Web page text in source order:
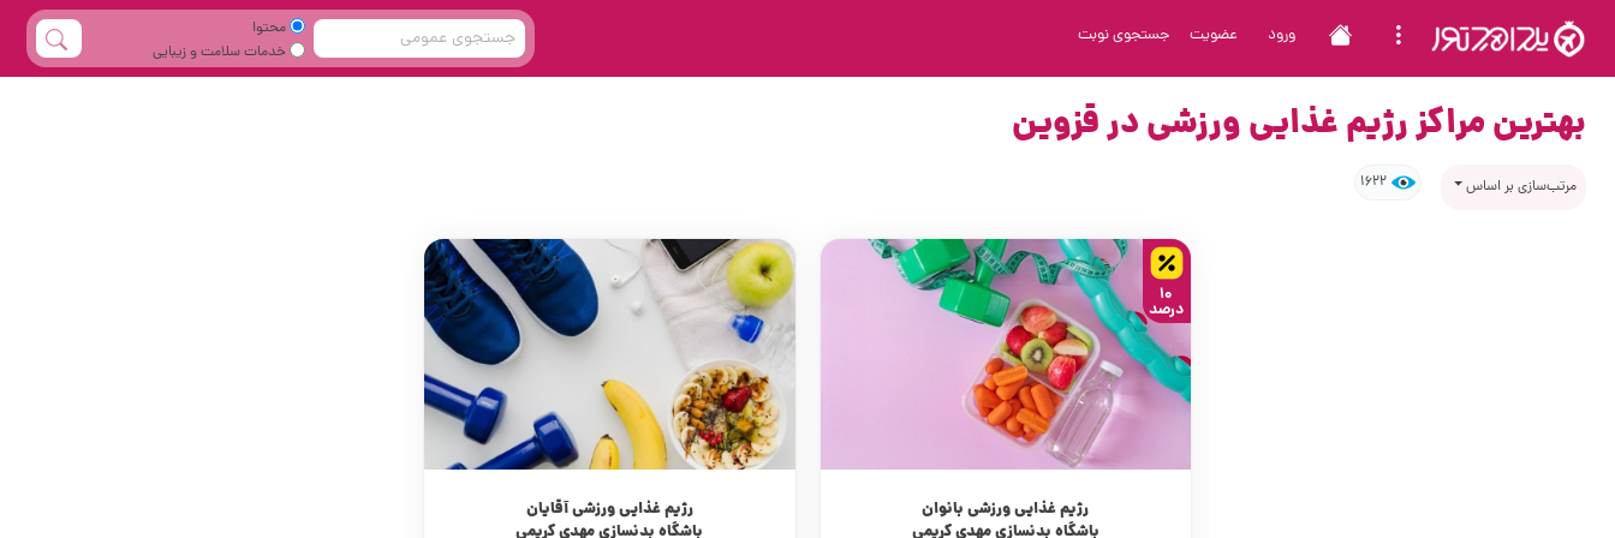
ورود عضویت جستجوی نوبت
محتوا
خدمات سلامت و زیبایی
بهترین مراکز رژیم غذایی ورزشی در قزوین
مرتب‌سازی بر اساس 1622
10
درصد
رژیم غذایی ورزشی بانوان
باشگاه بدنسازی مهدی کریمی
رژیم غذایی ورزشی آقایان
باشگاه بدنسازی مهدی کریمی